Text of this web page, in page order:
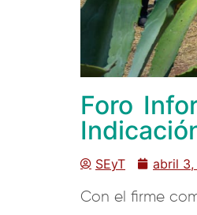
Foro
SEyT abril
Con el firme